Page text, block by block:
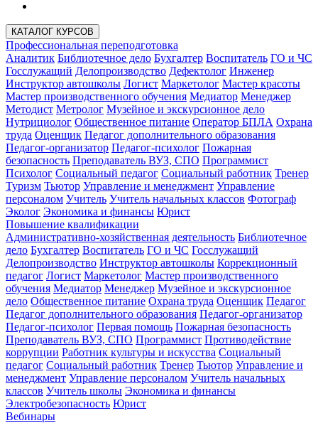
КАТАЛОГ КУРСОВ
Профессиональная переподготовка
Аналитик Библиотечное дело Бухгалтер Воспитатель ГО и ЧС
Госслужащий Делопроизводство Дефектолог Инженер
Инструктор автошколы Логист Маркетолог Мастер красоты
Мастер производственного обучения Медиатор Менеджер
Методист Метролог Музейное и экскурсионное дело
Нутрициолог Общественное питание Оператор БПЛА Охрана
труда Оценщик Педагог дополнительного образования
Педагог-организатор Педагог-психолог Пожарная
безопасность Преподаватель ВУЗ, СПО Программист
Психолог Социальный педагог Социальный работник Тренер
Туризм Тьютор Управление и менеджмент Управление
персоналом Учитель Учитель начальных классов Фотограф
Эколог Экономика и финансы Юрист
Повышение квалификации
Административно-хозяйственная деятельность Библиотечное
дело Бухгалтер Воспитатель ГО и ЧС Госслужащий
Делопроизводство Инструктор автошколы Коррекционный
педагог Логист Маркетолог Мастер производственного
обучения Медиатор Менеджер Музейное и экскурсионное
дело Общественное питание Охрана труда Оценщик Педагог
Педагог дополнительного образования Педагог-организатор
Педагог-психолог Первая помощь Пожарная безопасность
Преподаватель ВУЗ, СПО Программист Противодействие
коррупции Работник культуры и искусства Социальный
педагог Социальный работник Тренер Тьютор Управление и
менеджмент Управление персоналом Учитель начальных
классов Учитель школы Экономика и финансы
Электробезопасность Юрист
Вебинары